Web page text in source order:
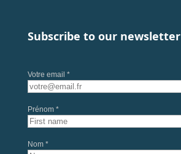
Subscribe to our newsletter
Votre email *
Prénom *
Nom *